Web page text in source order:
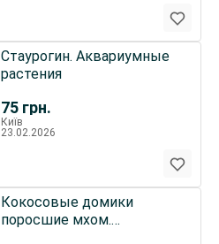
75 грн.
Стаурогин. Аквариумные
растения
Київ
23.02.2026
Кокосовые домики
поросшие мхом.